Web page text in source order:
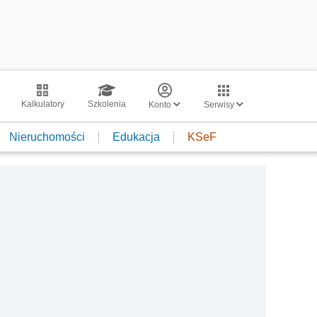
Kalkulatory Szkolenia Konto Serwisy
Nieruchomości Edukacja KSeF